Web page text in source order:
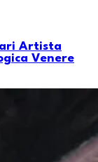
Artista
Venere